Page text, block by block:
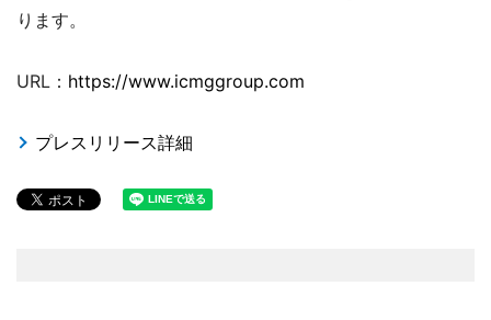
ります。
URL： https://www.icmggroup.com
プレスリリース詳細